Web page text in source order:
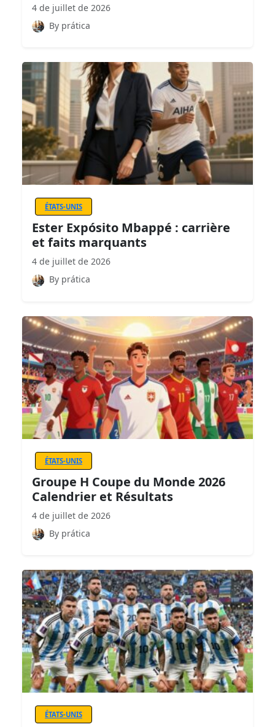
4 de juillet de 2026
By prática
ÉTATS-UNIS
Ester Expósito Mbappé : carrière
et faits marquants
4 de juillet de 2026
By prática
ÉTATS-UNIS
Groupe H Coupe du Monde 2026
Calendrier et Résultats
4 de juillet de 2026
By prática
ÉTATS-UNIS